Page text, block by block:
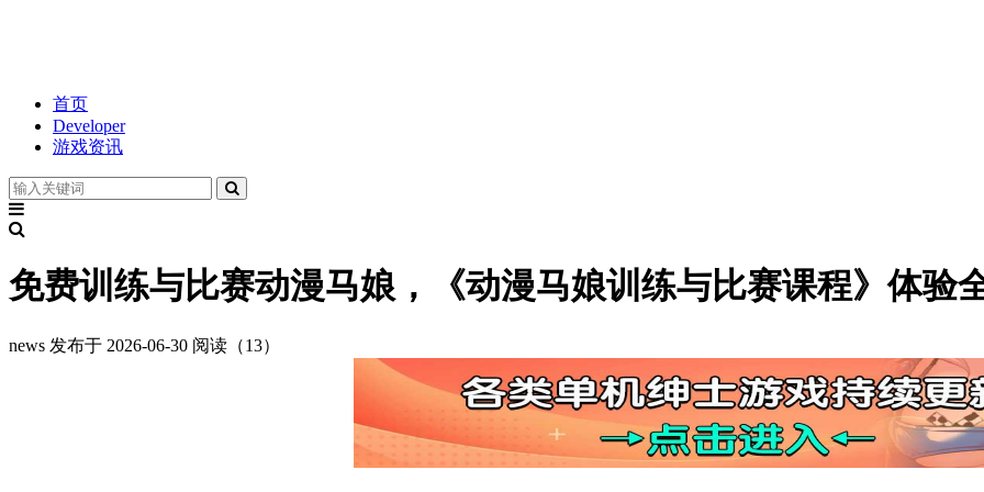
首页
Developer
游戏资讯
免费训练与比赛动漫马娘，《动漫马娘训练与比赛课程》体验
news 发布于 2026-06-30 阅读（13）